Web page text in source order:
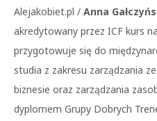
Alejakobiet.pl / Anna
akredytowany przez ICF kurs
przygotowuje się do
studia z zakresu zarządzania
biznesie oraz zarządzania
dyplomem Grupy Dobrych